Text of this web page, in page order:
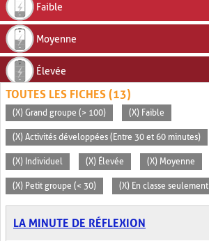
Faible
Moyenne
Élevée
TOUTES LES FICHES (13)
(X) Grand groupe (> 100) (X) Faible
(X) Activités développées (Entre 30 et 60 minutes)
(X) Individuel (X) Élevée (X) Moyenne
(X) Petit groupe (< 30) (X) En classe seulement
LA MINUTE DE RÉFLEXION